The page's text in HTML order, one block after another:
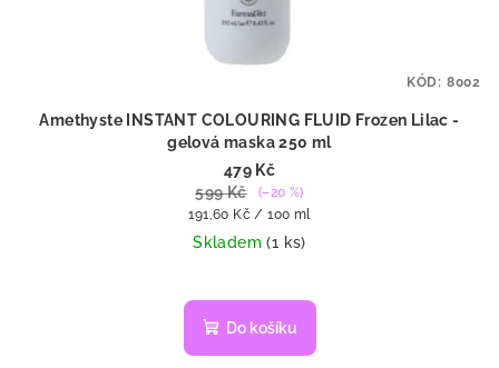
Amethyste INSTANT COLOURING FLUID Frozen Lilac -
gelová maska 250 ml
479 Kč
599 Kč
(–20 %)
Měrná
cena:
191,60 Kč / 100 ml
Skladem(1 ks)
Do košíku
KÓD: 8002